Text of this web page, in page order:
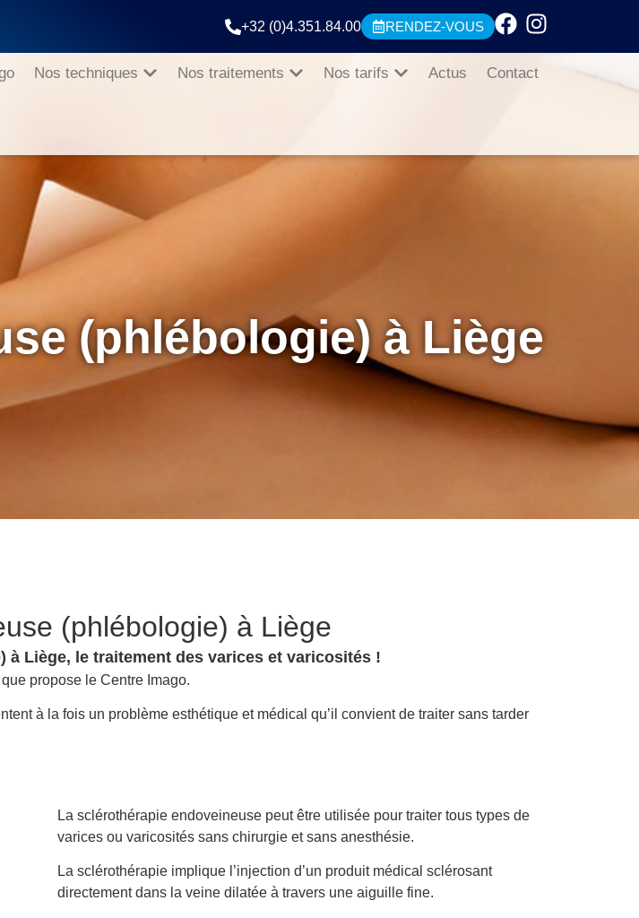
+32 (0)4.351.84.00 RENDEZ-VOUS
Nos techniques Nos traitements Nos tarifs Actus Contact
(phlébologie) à Liège
(phlébologie) à Liège
à Liège, le traitement des varices et varicosités !
propose le Centre Imago.
à la fois un problème esthétique et médical qu’il convient de traiter sans tarder
La sclérothérapie endoveineuse peut être utilisée pour traiter tous types de
varices ou varicosités sans chirurgie et sans anesthésie.
La sclérothérapie implique l’injection d’un produit médical sclérosant
directement dans la veine dilatée à travers une aiguille fine.